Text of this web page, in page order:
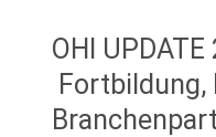
OHI
Fortbildung,